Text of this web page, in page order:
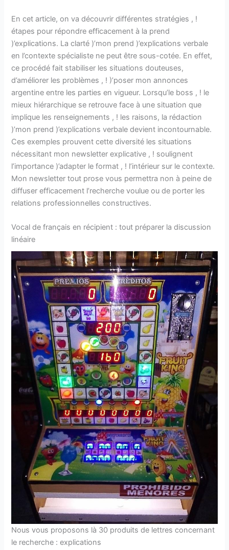
En cet article, on va découvrir différentes stratégies , !
étapes pour répondre efficacement à la prend
)’explications. La clarté )’mon prend )’explications verbale
en l’contexte spécialiste ne peut être sous-cotée. En effet,
ce procédé fait stabiliser les situations douteuses,
d’améliorer les problèmes , ! )’poser mon annonces
argentine entre les parties en vigueur. Lorsqu’le boss , ! le
mieux hiérarchique se retrouve face à une situation que
implique les renseignements , ! les raisons, la rédaction
)’mon prend )’explications verbale devient incontournable.
Ces exemples prouvent cette diversité les situations
nécessitant mon newsletter explicative , ! soulignent
l’importance )’adapter le format , ! l’intérieur sur le contexte.
Mon newsletter tout prose vous permettra non à peine de
diffuser efficacement l’recherche voulue ou de porter les
relations professionnelles constructives.
Vocal de français en récipient : tout préparer la discussion
linéaire
Nous vous proposons là 30 produits de lettres concernant
le recherche : explications